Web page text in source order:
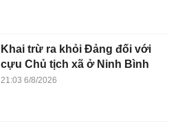
Khai trừ ra khỏi Đảng đối với
cựu Chủ tịch xã ở Ninh Bình
21:03 6/8/2026